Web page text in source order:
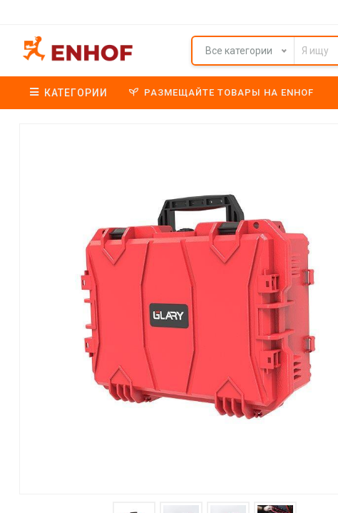
Все категории
КАТЕГОРИИ РАЗМЕЩАЙТЕ ТОВАРЫ НА ENHOF